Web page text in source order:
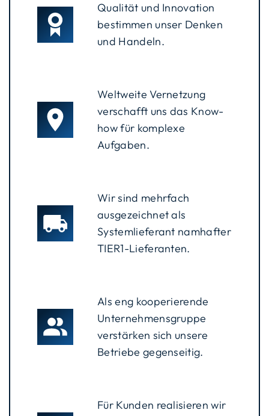
Qualität und Innovation
bestimmen unser Denken
und Handeln.
Weltweite Vernetzung
verschafft uns das Know-
how für komplexe
Aufgaben.
Wir sind mehrfach
ausgezeichnet als
Systemlieferant namhafter
TIER1-Lieferanten.
Als eng kooperierende
Unternehmensgruppe
verstärken sich unsere
Betriebe gegenseitig.
Für Kunden realisieren wir